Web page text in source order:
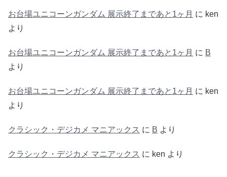
お台場ユニコーンガンダム 展示終了まであと1ヶ月 に ken
より
お台場ユニコーンガンダム 展示終了まであと1ヶ月 に B
より
お台場ユニコーンガンダム 展示終了まであと1ヶ月 に ken
より
クラシック・デジカメ マニアックス に B より
クラシック・デジカメ マニアックス に ken より